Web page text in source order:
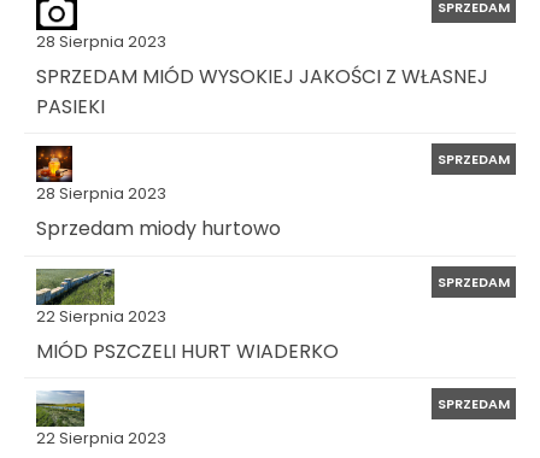
28 Sierpnia 2023
SPRZEDAM
SPRZEDAM MIÓD WYSOKIEJ JAKOŚCI Z WŁASNEJ
PASIEKI
28 Sierpnia 2023
SPRZEDAM
Sprzedam miody hurtowo
22 Sierpnia 2023
SPRZEDAM
MIÓD PSZCZELI HURT WIADERKO
22 Sierpnia 2023
SPRZEDAM